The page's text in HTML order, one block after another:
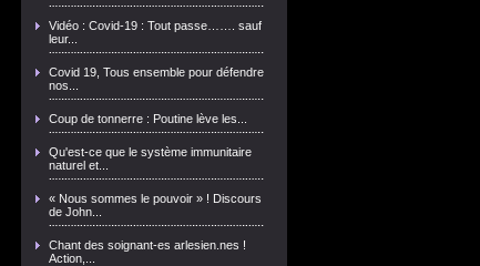
Vidéo : Covid-19 : Tout passe……. sauf
leur...
Covid 19, Tous ensemble pour défendre
nos...
Coup de tonnerre : Poutine lève les...
Qu'est-ce que le système immunitaire
naturel et...
« Nous sommes le pouvoir » ! Discours
de John...
Chant des soignant-es arlesien.nes !
Action,...